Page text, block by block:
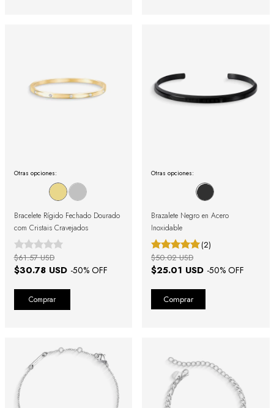
Otras opciones:
Bracelete Rígido Fechado Dourado
com Cristais Cravejados
$30.78 USD -50% OFF
$61.57 USD
Comprar
Otras opciones:
Brazalete Negro en Acero
Inoxidable
(2)
$25.01 USD -50% OFF
$50.02 USD